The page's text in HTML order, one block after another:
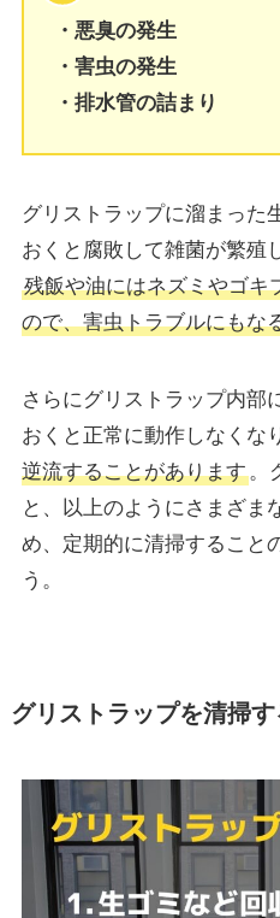
・悪臭の発生
・害虫の発生
・排水管の詰まり
グリストラップに溜まった
おくと腐敗して雑菌が繁殖
残飯や油にはネズミやゴキ
ので、害虫トラブルにもな
さらにグリストラップ内部
おくと正常に動作しなくな
逆流することがあります。
と、以上のようにさまざま
め、定期的に清掃すること
う。
グリストラップを清掃